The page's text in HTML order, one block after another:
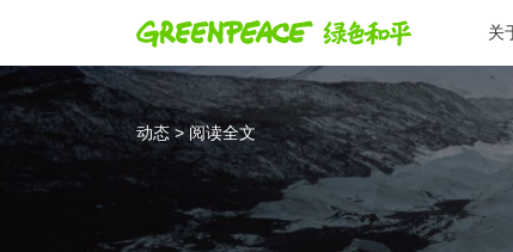
关
动态 > 阅读全文